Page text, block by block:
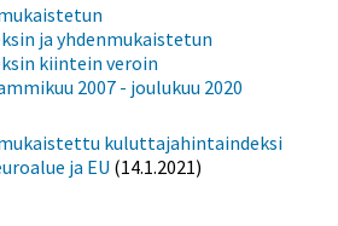
ja yhdenmukaistetun
kiintein veroin
2007 - joulukuu 2020
kuluttajahintaindeksi
ja EU (14.1.2021)